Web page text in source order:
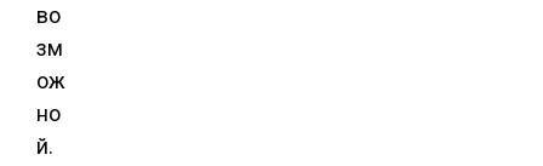
во
зм
ож
но
й.